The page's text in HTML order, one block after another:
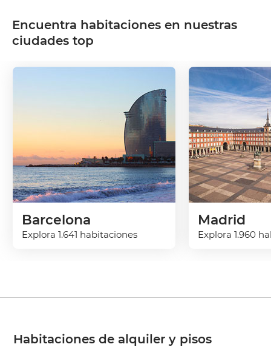
Encuentra habitaciones en nuestras
ciudades top
Barcelona
Explora 1.641 habitaciones
Madrid
Explora 1.960
Habitaciones de alquiler y pisos